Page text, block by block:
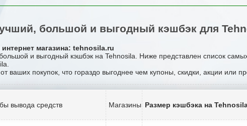
большой и выгодный кэшбэк для
магазина: tehnosila.ru
и выгодный кэшбэк на Tehnosila. Ниже представлен список
ваших покупок, что гораздо выгоднее чем купоны, скидки, акции или
вывода средств Магазины Размер кэшбэка на